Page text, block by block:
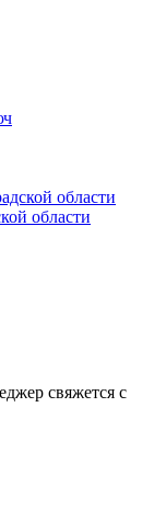
области
области
свяжется с